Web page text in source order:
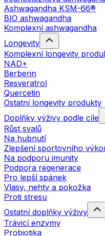
Ashwagandha KSM-66®
BIO ashwagandha
Komplexní ashwagandha
Longevity
Komplexní longevity
NAD+
Berberin
Resveratrol
Quercetin
Ostatní longevity produkty
Doplňky výživy podle cíle
Růst svalů
Na hubnutí
Zlepšení sportovního
Na podporu imunity
Podpora regenerace
Pro lepší spánek
Vlasy, nehty a pokožka
Proti stresu
Ostatní doplňky výživy
Trávicí enzymy
Probiotika